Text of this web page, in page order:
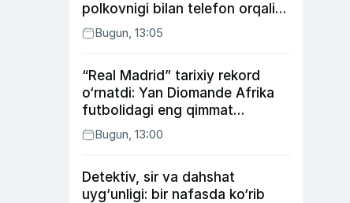
polkovnigi bilan telefon orqali
suhbatlashdi
Bugun, 13:05
“Real Madrid” tarixiy rekord
o‘rnatdi: Yan Diomande Afrika
futbolidagi eng qimmat
transferga aylandi
Bugun, 13:00
Detektiv, sir va dahshat
uyg‘unligi: bir nafasda ko‘rib